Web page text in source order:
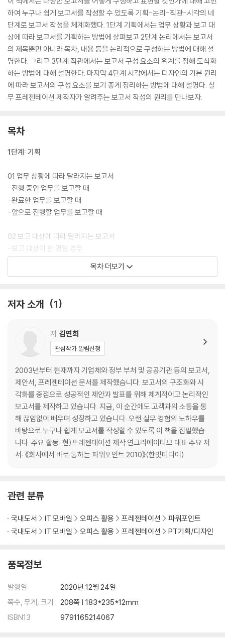
하여 누구나 쉽게 보고서를 작성할 수 있도록 기획-논리-직관-시각의 네
단계로 보고서 작성을 체계화했다. 1단계 기획에서는 업무 상황과 보고 대
상에 따라 보고서를 기획하는 방법에 살펴보고 2단계 논리에서는 보고서
의 제목뿐만 아니라 목차, 내용 등을 논리적으로 구성하는 방법에 대해 설
명한다. 그리고 3단계 직관에서는 보고서 구성 요소의 위계를 정해 도식화
하는 방법에 대해 설명한다. 마지막 4단계 시각에서는 디자인의 기본 원리
에 따라 보고서의 구성 요소를 보기 좋게 정리하는 방법에 대해 설명다. 실
무 프레젠테이션 제작자가 알려주는 보고서 작성의 원리를 만나보자.
목차
1단계: 기획
01 업무 상황에 따라 달라지는 보고서
-진행 중인 업무를 보고할 때
-완료한 업무를 보고할 때
-앞으로 진행할 업무를 보고할 때
02 보고 대상에 따라 달라지는 보고서
-보고 대상이 한 명일 경우
-보고 대상이 여러 명일 경우
-도해 위주의 자료 구성
-차트 위주의 자료 구성
-이미지 위주의 자료 구성
2단계: 논리
01 좋은 보고서는 제목부터 다르다
-목적과 해결방안을 알 수 있는 보고서
-목적과 기대효과를 알 수 있는 보고서
[전문가의 조언] 제목과 소제목을 정리하는 방법
02 좋은 보고서는 목차부터 다르다
-Why - What - How의 흐름이 있는 목차
03 좋은 보고서는 내용의 구조가 다르다
-Why - What - How 흐름의 문장 서술형 보고서
-Why - What - How 흐름의 프레젠테이션형 보고서
-과거, 현재, 미래의 시점을 포괄하는 구조
-why so - so what으로 피라미드의 결론과 이유 명확히 하기
-문제해결을 위한 로직트리
[전문가의 조언] 복잡한 내용도 MECE로 분류하면 쉬워진다
[무작정 따라하기] 파워포인트로 로직트리 만들기
목차 더보기
저자 소개 1
저 김연희
관심작가 알림신청
2003년부터 현재까지 기업체와 정부 부처 및 공공기관 등의 보고서,
제안서, 프레젠테이션 문서를 제작했습니다. 보고서의 구조화와 시
각화를 중점으로 성공적인 제안과 발표를 위해 체계적이고 논리적인
보고서를 제작하고 있습니다. 지금, 이 순간에도 고객과의 소통을 통
해 끊임없이 배우며 성장하고 있습니다. 오랜 실무 경험의 노하우를
바탕으로 누구나 쉽게 보고서를 작성할 수 있도록 이 책을 집필했습
니다. 주요 활동: 현)프레젠테이션 제작 연크리에이티브 대표 주요 저
서: 《회사에서 바로 통하는 파워포인트 2010》(한빛미디어)
관련 분류
국내도서 IT 모바일 오피스 활용 프레젠테이션
파워포인트
국내도서
IT 모바일 오피스 활용 프레젠테이션 PT기획/디자인
품목정보
발행일
2020년 12월 24일
쪽수, 무게, 크기
208쪽 | 183*235*12mm
ISBN13
9791165214067